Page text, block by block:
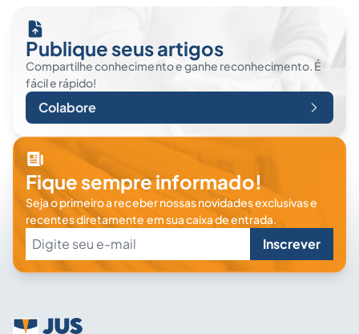
Publique seus artigos
Compartilhe conhecimento e ganhe reconhecimento. É
fácil e rápido!
Colabore
Fique sempre informado!
Seja o primeiro a receber nossas novidades exclusivas e
recentes diretamente em sua caixa de entrada.
Inscrever